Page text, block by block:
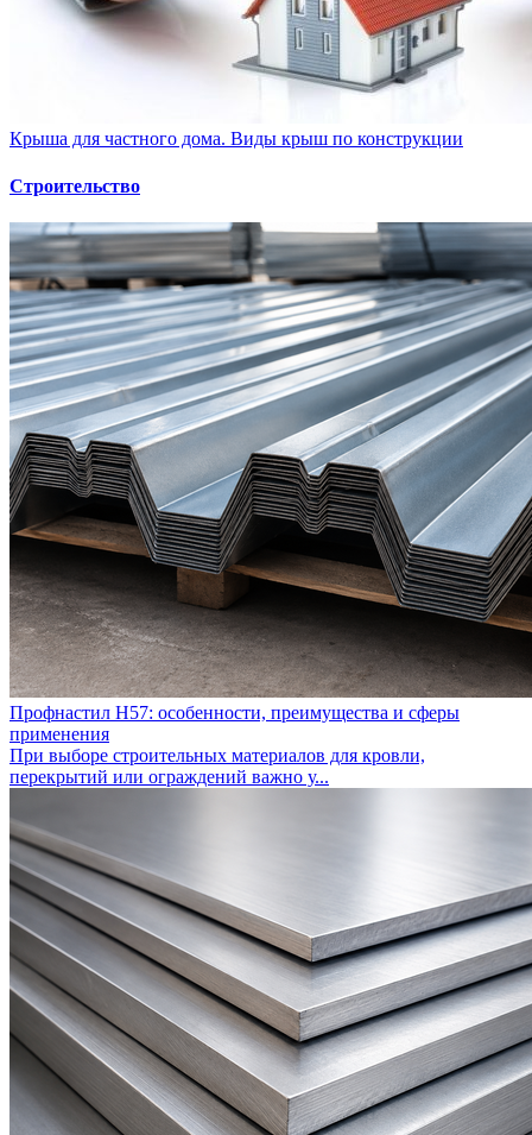
Крыша для частного дома. Виды крыш по конструкции
Строительство
Профнастил Н57: особенности, преимущества и сферы
применения
При выборе строительных материалов для кровли,
перекрытий или ограждений важно у...